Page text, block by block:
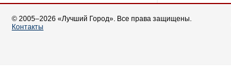
© 2005–2026 «Лучший Город». Все права защищены.
Контакты